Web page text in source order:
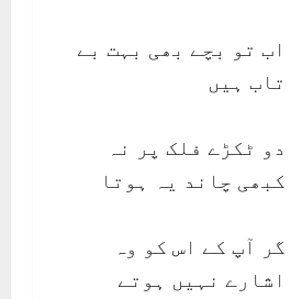
اب تو بچے بھی بہت بے
تاب ہیں
دو ٹکڑے فلک پر نہ
کبھی چاند یہ ہوتا
گر آپ کے اس کو وہ
اشارے نہیں ہوتے